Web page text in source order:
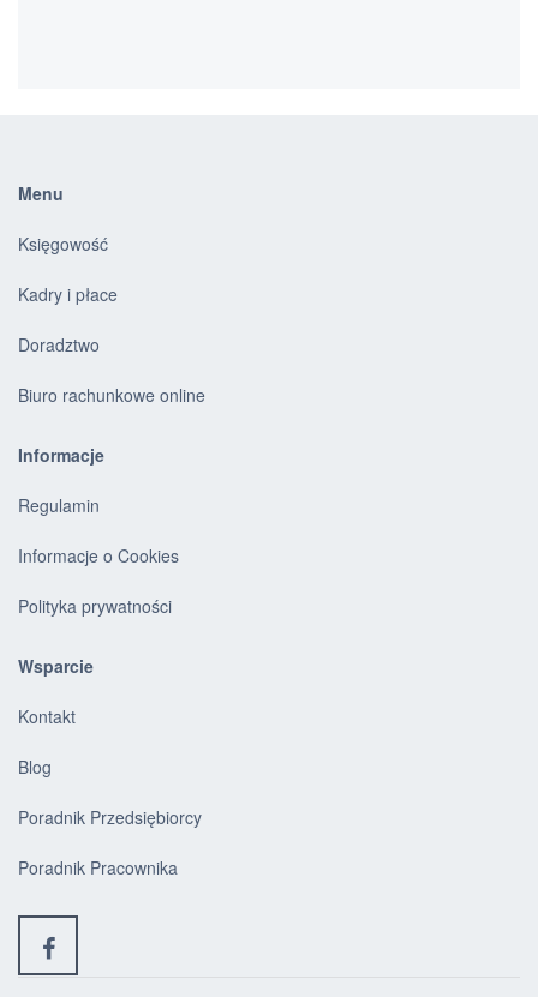
Menu
Księgowość
Kadry i płace
Doradztwo
Biuro rachunkowe online
Informacje
Regulamin
Informacje o Cookies
Polityka prywatności
Wsparcie
Kontakt
Blog
Poradnik Przedsiębiorcy
Poradnik Pracownika